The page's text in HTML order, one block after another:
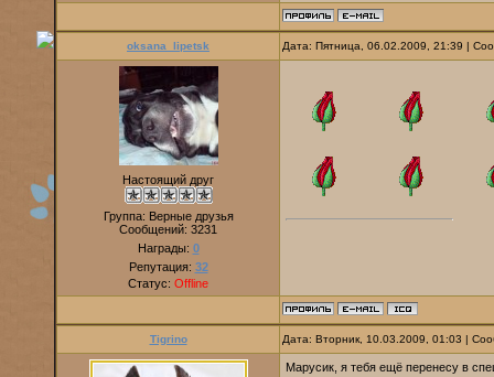
oksana_lipetsk Дата: Пятница, 06.02.2009, 21:39 |
Настоящий друг
Группа: Верные друзья
Сообщений: 3231
Награды: 0
Репутация: 32
Статус: Offline
Tigrino Дата: Вторник, 10.03.2009, 01:03 |
Марусик, я тебя ещё перенесу в